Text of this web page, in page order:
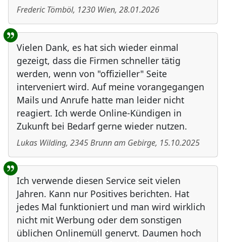
Frederic Tömböl, 1230 Wien, 28.01.2026
Vielen Dank, es hat sich wieder einmal
gezeigt, dass die Firmen schneller tätig
werden, wenn von "offizieller" Seite
interveniert wird. Auf meine vorangegangen
Mails und Anrufe hatte man leider nicht
reagiert. Ich werde Online-Kündigen in
Zukunft bei Bedarf gerne wieder nutzen.
Lukas Wilding, 2345Brunn am Gebirge, 15.10.2025
Ich verwende diesen Service seit vielen
Jahren. Kann nur Positives berichten. Hat
jedes Mal funktioniert und man wird wirklich
nicht mit Werbung oder dem sonstigen
üblichen Onlinemüll genervt. Daumen hoch